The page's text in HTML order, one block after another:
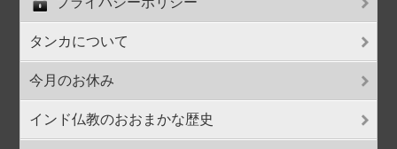
タンカについて
今月のお休み
インド仏教のおおまかな歴史